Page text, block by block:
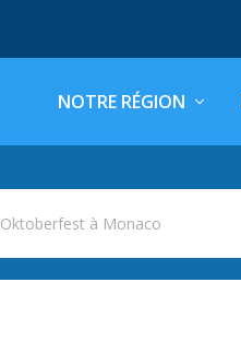
NOTRE RÉGION
Oktoberfest à Monaco